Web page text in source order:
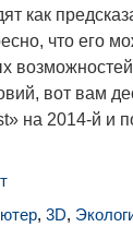
как
что его
вот вам
на 2014-й и
, 3D,